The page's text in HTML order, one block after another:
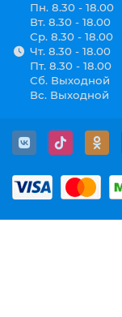
Пн. 8.30 - 18.00
Вт. 8.30 - 18.00
Ср. 8.30 - 18.00
Чт. 8.30 - 18.00
Пт. 8.30 - 18.00
Сб. Выходной
Вс. Выходной